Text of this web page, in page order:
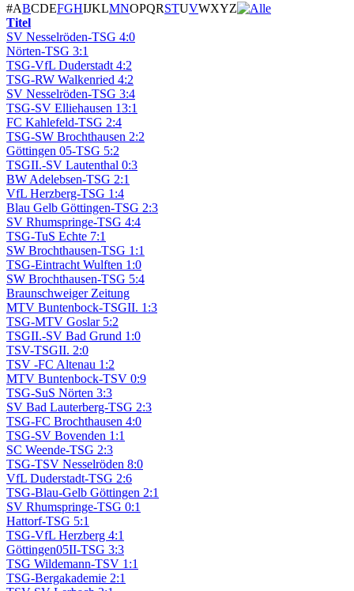
#ABCDEFGHIJKLMNOPQRSTUVWXYZ
Titel
SV Nesselröden-TSG 4:0
Nörten-TSG 3:1
TSG-VfL Duderstadt 4:2
TSG-RW Walkenried 4:2
SV Nesselröden-TSG 3:4
TSG-SV Elliehausen 13:1
FC Kahlefeld-TSG 2:4
TSG-SW Brochthausen 2:2
Göttingen 05-TSG 5:2
TSGII.-SV Lautenthal 0:3
BW Adelebsen-TSG 2:1
VfL Herzberg-TSG 1:4
Blau Gelb Göttingen-TSG 2:3
SV Rhumspringe-TSG 4:4
TSG-TuS Echte 7:1
SW Brochthausen-TSG 1:1
TSG-Eintracht Wulften 1:0
SW Brochthausen-TSG 5:4
Braunschweiger Zeitung
MTV Buntenbock-TSGII. 1:3
TSG-MTV Goslar 5:2
TSGII.-SV Bad Grund 1:0
TSV-TSGII. 2:0
TSV -FC Altenau 1:2
MTV Buntenbock-TSV 0:9
TSG-SuS Nörten 3:3
SV Bad Lauterberg-TSG 2:3
TSG-FC Brochthausen 4:0
TSG-SV Bovenden 1:1
SC Weende-TSG 2:3
TSG-TSV Nesselröden 8:0
VfL Duderstadt-TSG 2:6
TSG-Blau-Gelb Göttingen 2:1
SV Rhumspringe-TSG 0:1
Hattorf-TSG 5:1
TSG-VfL Herzberg 4:1
Göttingen05II-TSG 3:3
TSG Wildemann-TSV 1:1
TSG-Bergakademie 2:1